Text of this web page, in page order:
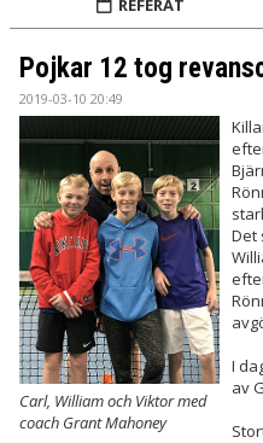
REFERAT
Pojkar 12 tog
2019-03-10 20:49
Carl, William och Viktor med
coach Grant Mahoney
Det
I
av